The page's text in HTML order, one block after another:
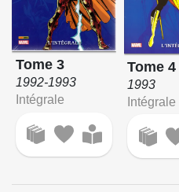
Tome 3
1992-1993
Intégrale
Tome 4
1993
Intégrale